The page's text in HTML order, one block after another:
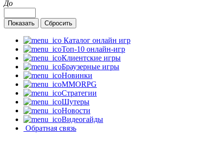
До
Каталог онлайн игр
Топ-10 онлайн-игр
Клиентские игры
Браузерные игры
Новинки
MMORPG
Стратегии
Шутеры
Новости
Видеогайды
Обратная связь